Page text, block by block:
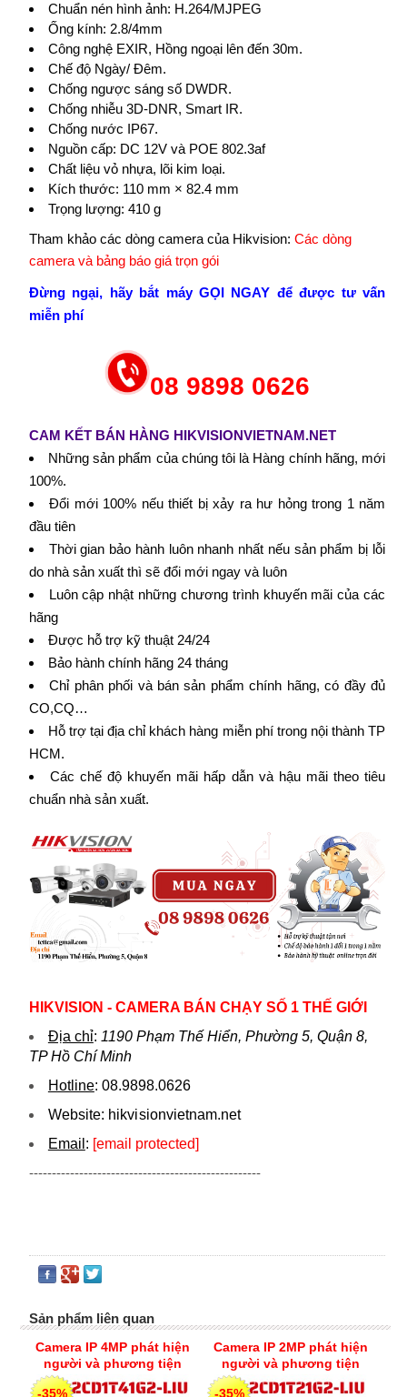
Chuẩn nén hình ảnh: H.264/MJPEG
Ống kính: 2.8/4mm
Công nghệ EXIR, Hồng ngoại lên đến 30m.
Chế độ Ngày/ Đêm.
Chống ngược sáng số DWDR.
Chống nhiễu 3D-DNR, Smart IR.
Chống nước IP67.
Nguồn cấp: DC 12V và POE 802.3af
Chất liệu vỏ nhựa, lõi kim loại.
Kích thước: 110 mm × 82.4 mm
Trọng lượng: 410 g
Tham khảo các dòng camera của Hikvision: Các dòng
camera và bảng báo giá trọn gói
Đừng ngại, hãy bắt máy GỌI NGAY để được tư vấn
miễn phí
08 9898 0626
CAM KẾT BÁN HÀNG HIKVISIONVIETNAM.NET
Những sản phẩm của chúng tôi là Hàng chính hãng, mới
100%.
Đổi mới 100% nếu thiết bị xảy ra hư hỏng trong 1 năm
đầu tiên
Thời gian bảo hành luôn nhanh nhất nếu sản phẩm bị lỗi
do nhà sản xuất thì sẽ đổi mới ngay và luôn
Luôn cập nhật những chương trình khuyến mãi của các
hãng
Được hỗ trợ kỹ thuật 24/24
Bảo hành chính hãng 24 tháng
Chỉ phân phối và bán sản phẩm chính hãng, có đầy đủ
CO,CQ…
Hỗ trợ tại địa chỉ khách hàng miễn phí trong nội thành TP
HCM.
Các chế độ khuyến mãi hấp dẫn và hậu mãi theo tiêu
chuẩn nhà sản xuất.
HIKVISION - CAMERA BÁN CHẠY SỐ 1 THẾ GIỚI
Địa chỉ: 1190 Phạm Thế Hiển, Phường 5, Quận 8,
TP Hồ Chí Minh
Hotline: 08.9898.0626
Website: hikvi sionvietnam.net
Email : [email protected]
---------------------------------------------------
Sản phẩm liên quan
Camera IP 4MP phát hiện
người và phương tiện
cùng chế độ thông minh
-35%
Camera IP 2MP phát hiện
người và phương tiện
cùng chế độ thông minh
-35%